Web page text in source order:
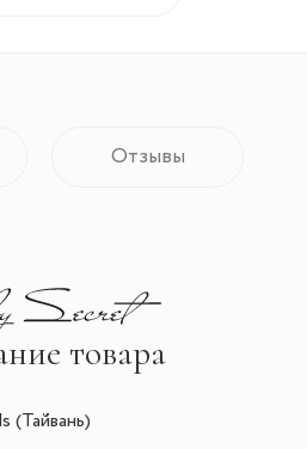
Отзывы
товара
(Тайвань)